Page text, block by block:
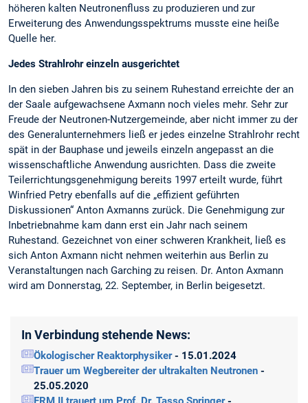
höheren kalten Neutronenfluss zu produzieren und zur
Erweiterung des Anwendungsspektrums musste eine heiße
Quelle her.
Jedes Strahlrohr einzeln ausgerichtet
In den sieben Jahren bis zu seinem Ruhestand erreichte der an
der Saale aufgewachsene Axmann noch vieles mehr. Sehr zur
Freude der Neutronen-Nutzergemeinde, aber nicht immer zu der
des Generalunternehmers ließ er jedes einzelne Strahlrohr recht
spät in der Bauphase und jeweils einzeln angepasst an die
wissenschaftliche Anwendung ausrichten. Dass die zweite
Teilerrichtungsgenehmigung bereits 1997 erteilt wurde, führt
Winfried Petry ebenfalls auf die „effizient geführten
Diskussionen“ Anton Axmanns zurück. Die Genehmigung zur
Inbetriebnahme kam dann erst ein Jahr nach seinem
Ruhestand. Gezeichnet von einer schweren Krankheit, ließ es
sich Anton Axmann nicht nehmen weiterhin aus Berlin zu
Veranstaltungen nach Garching zu reisen. Dr. Anton Axmann
wird am Donnerstag, 22. September, in Berlin beigesetzt.
In Verbindung stehende News:
Ökologischer Reaktorphysiker- 15.01.2024
Trauer um Wegbereiter der ultrakalten Neutronen -
25.05.2020